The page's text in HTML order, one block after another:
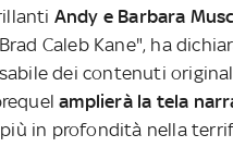
Andy e Barbara
Caleb Kane", ha
dei contenuti
amplierà la tela
in profondità nella